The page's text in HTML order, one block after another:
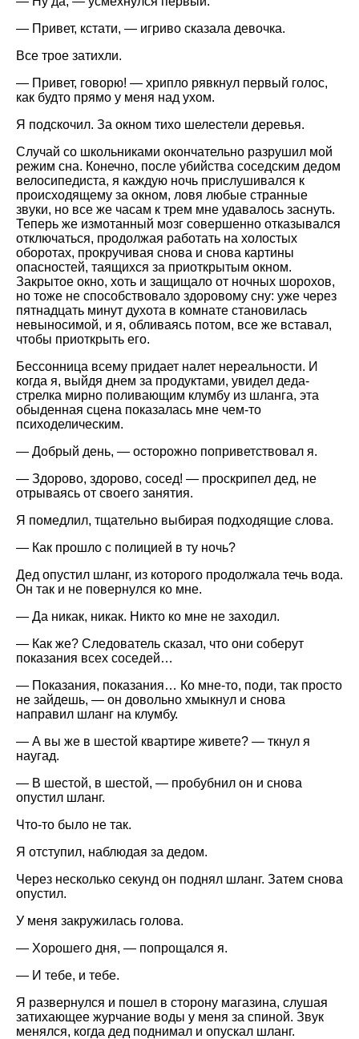
— Привет, кстати, — игриво сказала девочка.
Все трое затихли.
— Привет, говорю! — хрипло рявкнул первый голос,
как будто прямо у меня над ухом.
Я подскочил. За окном тихо шелестели деревья.
Случай со школьниками окончательно разрушил мой
режим сна. Конечно, после убийства соседским дедом
велосипедиста, я каждую ночь прислушивался к
происходящему за окном, ловя любые странные
звуки, но все же часам к трем мне удавалось заснуть.
Теперь же измотанный мозг совершенно отказывался
отключаться, продолжая работать на холостых
оборотах, прокручивая снова и снова картины
опасностей, таящихся за приоткрытым окном.
Закрытое окно, хоть и защищало от ночных шорохов,
но тоже не способствовало здоровому сну: уже через
пятнадцать минут духота в комнате становилась
невыносимой, и я, обливаясь потом, все же вставал,
чтобы приоткрыть его.
Бессонница всему придает налет нереальности. И
когда я, выйдя днем за продуктами, увидел деда-
стрелка мирно поливающим клумбу из шланга, эта
обыденная сцена показалась мне чем-то
психоделическим.
— Добрый день, — осторожно поприветствовал я.
— Здорово, здорово, сосед! — проскрипел дед, не
отрываясь от своего занятия.
Я помедлил, тщательно выбирая подходящие слова.
— Как прошло с полицией в ту ночь?
Дед опустил шланг, из которого продолжала течь вода.
Он так и не повернулся ко мне.
— Да никак, никак. Никто ко мне не заходил.
— Как же? Следователь сказал, что они соберут
показания всех соседей…
— Показания, показания… Ко мне-то, поди, так просто
не зайдешь, — он довольно хмыкнул и снова
направил шланг на клумбу.
— А вы же в шестой квартире живете? — ткнул я
наугад.
— В шестой, в шестой, — пробубнил он и снова
опустил шланг.
Что-то было не так.
Я отступил, наблюдая за дедом.
Через несколько секунд он поднял шланг. Затем снова
опустил.
У меня закружилась голова.
— Хорошего дня, — попрощался я.
— И тебе, и тебе.
Я развернулся и пошел в сторону магазина, слушая
затихающее журчание воды у меня за спиной. Звук
менялся, когда дед поднимал и опускал шланг.